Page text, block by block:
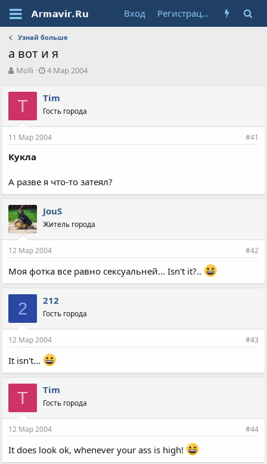
Вход Регистрация
Узнай больше
а вот и я
А
т
о
т
е
ы
Molli
Д
а
н
ч
4 Мар 2004
T Tim
Гость города
11 Мар 2004 #41
Кукла
А разве я что-то затеял?
JouS
Житель города
12 Мар 2004 #42
Моя фотка все равно сексуальней... Isn't it?..
2 212
Гость города
12 Мар 2004 #43
It isn't...
T Tim
Гость города
12 Мар 2004 #44
It does look ok, whenever your ass is high!